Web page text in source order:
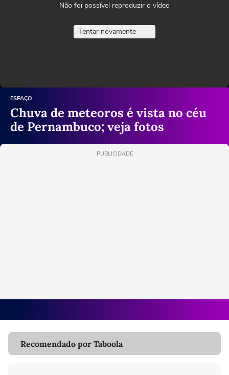
Não foi possível reproduzir o vídeo
Tentar novamente
ESPAÇO
Chuva de meteoros é vista no céu
de Pernambuco; veja fotos
PUBLICIDADE
Recomendado por Taboola